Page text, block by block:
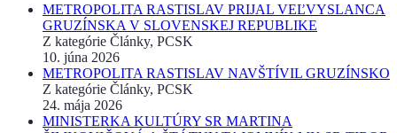
METROPOLITA RASTISLAV PRIJAL VEĽVYSLANCA
GRUZÍNSKA V SLOVENSKEJ REPUBLIKE
Z kategórie Články, PCSK
10. júna 2026
METROPOLITA RASTISLAV NAVŠTÍVIL GRUZÍNSKO
Z kategórie Články, PCSK
24. mája 2026
MINISTERKA KULTÚRY SR MARTINA